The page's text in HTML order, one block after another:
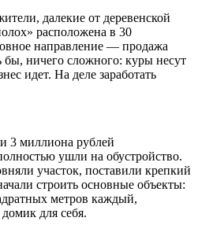
далекие от деревенской
расположена в 30
направление — продажа
ничего сложного: куры несут
идет. На деле заработать
3 миллиона рублей
ушли на обустройство.
участок, поставили крепкий
строить основные объекты:
метров каждый,
для себя.